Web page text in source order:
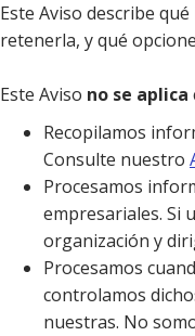
Este Aviso describe
retenerla, y qué
Este Aviso no se aplica
Recopilamos
Consulte nuestro
Procesamos
empresariales. Si
organización y
Procesamos
controlamos
nuestras. No